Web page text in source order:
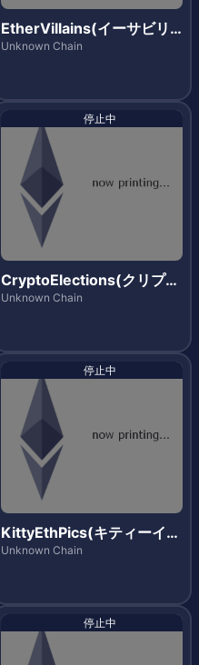
EtherVillains(イーサビリ
アンズ)
Unknown Chain
停止中
CryptoElections(クリプト
エレクションズ)
Unknown Chain
停止中
KittyEthPics(キティーイー
スピックス)
Unknown Chain
停止中